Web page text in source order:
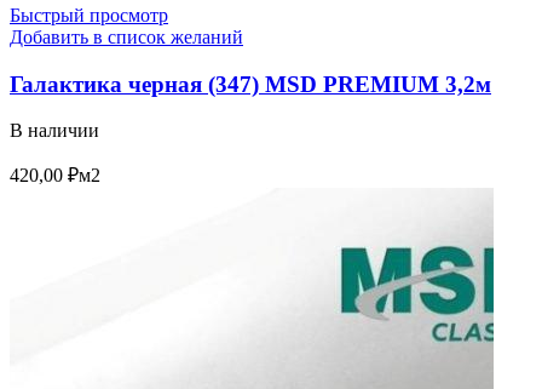
Быстрый просмотр
Добавить в список желаний
Галактика черная (347) MSD PREMIUM 3,2м
В наличии
420,00 ₽м2